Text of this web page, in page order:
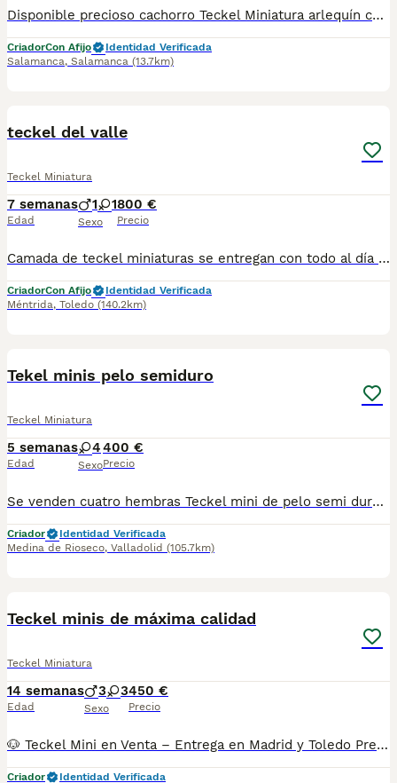
Disponible precioso cachorro Teckel Miniatura arlequín chocolate Entrega a partir del 3 de septiembre Pasaporte europeo Microchip 2 vacunas ( las correspondientes por edad ) Desparasitaciones al día Kit de bienvenida royal Canin Nacen en familia perfectamente cuidados y amados 🥰❤️ podéis venir a verlos ❤️❤️
CriadorCon Afijo
Identidad Verificada
Salamanca, Salamanca (13.7km)
teckel del valle
Teckel Miniatura
7 semanas
Edad
1 1
Sexo
800 €
Precio
Camada de teckel miniaturas se entregan con todo al día en cuanto a vacunación, desparasitación interna y externa, microchip y pasaporte con procedencia lícita de centro canino profesional. Revisión veterinaria. Nos dedicamos profesionalmente al mundo del cachorro desde hace más de 17 años ,centro canino del Valle caprice, es nuestro nombre , criadores profesionales , residencia canina y veterinarios, que mejor sitio para adquirir tu nuevo miembro familiar. Núcleo de cria ES450990000078 Pueden encontrarnos de igual modo en la pagina oficial de la canina de España como uno de los pocos criadores recomendados y registrados , www.rsce.es Los precios son desde más IVA según cachorro, camada y época. Pregunten disponibilidad y precios Pregunten sin compromiso , y le damos cita para venir a ver a los peques a nuestro centro canino, pueden ver nuestras referencias como mejor criadero en Google , y redes sociales así como en nuestra web Web www.delvallecaprice.com
CriadorCon Afijo
Identidad Verificada
Méntrida, Toledo (140.2km)
Tekel minis pelo semiduro
Teckel Miniatura
5 semanas
Edad
4
Sexo
400 €
Precio
Se venden cuatro hembras Teckel mini de pelo semi duro a muy buen precio. Destacan por su calidad, son fuertes, cariñosas y perfectas para familias. Ideal si buscas un compañero pequeño, simpático y de confianza. FOTOS Y VIDEO REALES PRECIO REAL SE ENCUENTRAN EN TOLEDO MADRID 34 653 43 52 81
Criador
Identidad Verificada
Medina de Rioseco, Valladolid (105.7km)
Teckel minis de máxima calidad
Teckel Miniatura
14 semanas
Edad
3 3
Sexo
450 €
Precio
🐶 Teckel Mini en Venta – Entrega en Madrid y Toledo Preciosos Teckel Mini disponibles. 📸 Fotos reales (cada foto incluye el precio del cachorro correspondiente). 📍 Entrega en Madrid y Toledo. 🚚 Posibilidad de envío a otras provincias. Nuestros cachorros se entregan sanos, bien cuidados y listos para formar parte de su nueva familia. 📲 Más información por teléfono o WhatsApp: 34 653 43 52 81 ¡Contacta sin compromiso para conocer la disponibilidad! Precios reales en cada foto
Criador
Identidad Verificada